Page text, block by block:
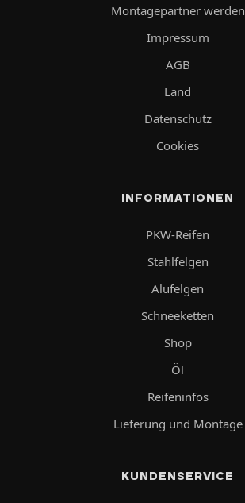
Montagepartner werden
Impressum
AGB
Land
Datenschutz
Cookies
INFORMATIONEN
PKW-Reifen
Stahlfelgen
Alufelgen
Schneeketten
Shop
Öl
Reifeninfos
Lieferung und Montage
KUNDENSERVICE